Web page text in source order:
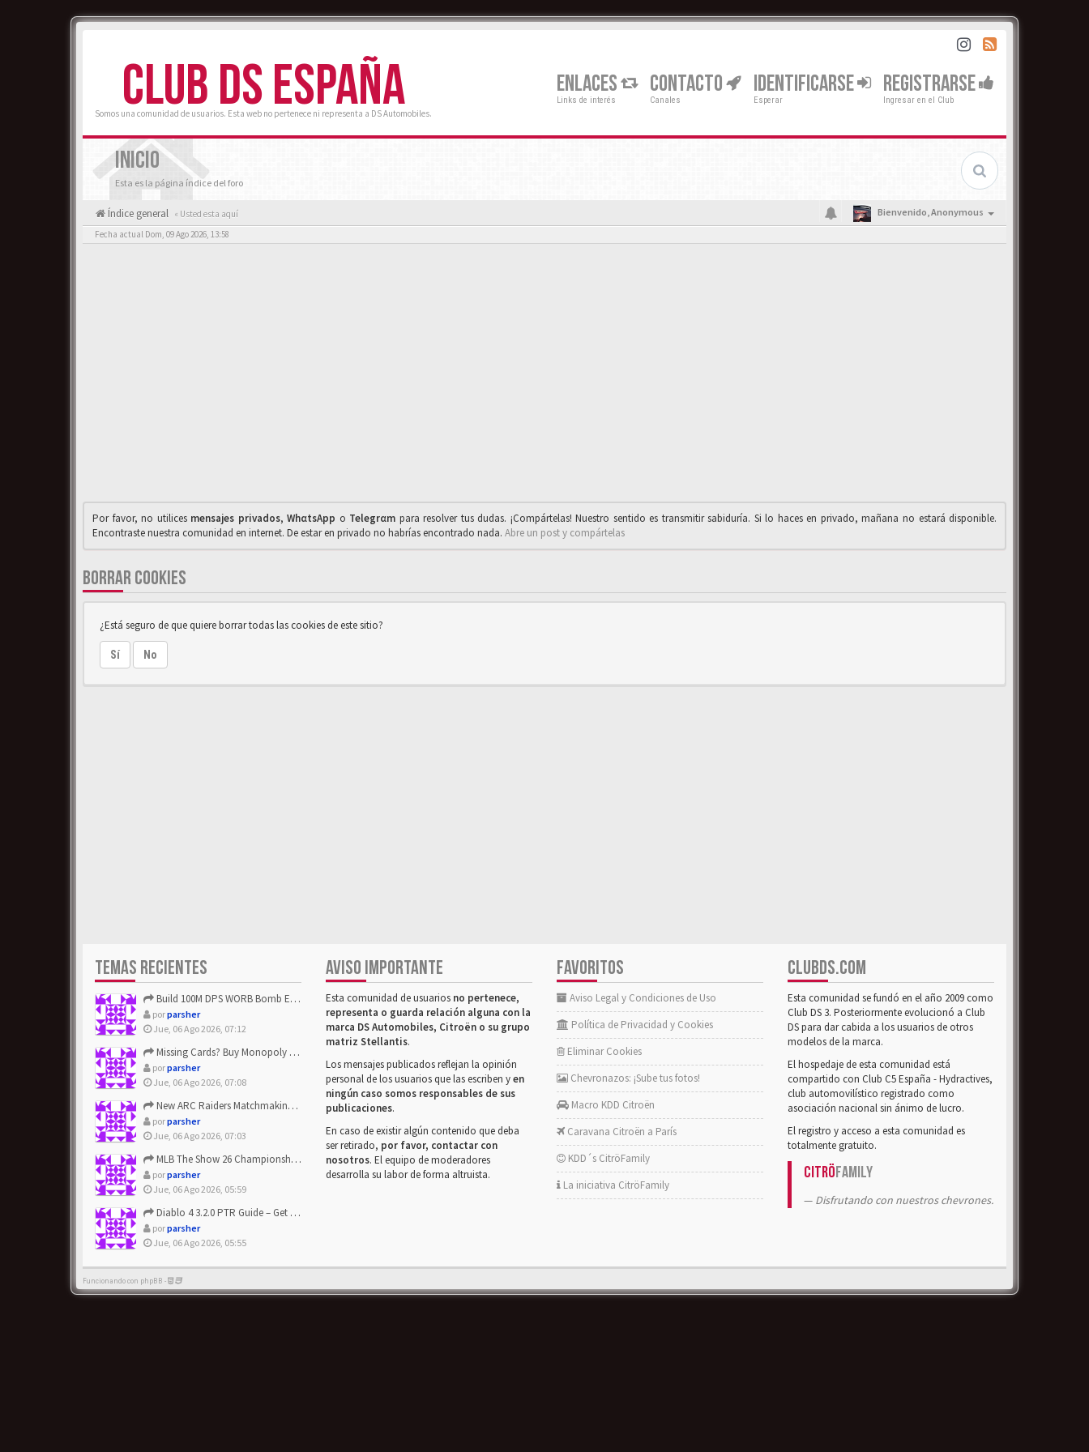
CLUB DS ESPAÑA
Somos una comunidad de usuarios. Esta web no pertenece ni representa a DS Automobiles.
ENLACES
Links de interés
CONTACTO
Canales
IDENTIFICARSE
Esperar
REGISTRARSE
Ingresar en el Club
INICIO
Esta es la página índice del foro
Índice general « Usted esta aquí Bienvenido,Anonymous
Fecha actual Dom, 09 Ago 2026, 13:58
Por favor, no utilices mensajes privados,WhαtsApp o Telegrαm para resolver tus dudas. ¡Compártelas! Nuestro sentido es transmitir sabiduría. Si lo haces en privado, mañana no estará disponible.
Encontraste nuestra comunidad en internet. De estar en privado no habrías encontrado nada. Abre un post y compártelas
BORRAR COOKIES
¿Está seguro de que quiere borrar todas las cookies de este sitio?
Sí No
TEMAS RECIENTES
Build 100M DPS WORB Bomb Elementalist Fast - Grab POE Curren...
porparsher
Jue, 06 Ago 2026, 07:12
Missing Cards? Buy Monopoly Go Happy Harvest with Looney Tun...
porparsher
Jue, 06 Ago 2026, 07:08
New ARC Raiders Matchmaking Update: Stop Failed - Grab Bluep...
porparsher
Jue, 06 Ago 2026, 07:03
MLB The Show 26 Championship Series Update! Get Cheap & ...
porparsher
Jue, 06 Ago 2026, 05:59
Diablo 4 3.2.0 PTR Guide – Get 8% Off Items Quickly to Test ...
porparsher
Jue, 06 Ago 2026, 05:55
AVISO IMPORTANTE
Esta comunidad de usuarios no pertenece,
representa o guarda relación alguna con la
marca DS Automobiles, Citroën o su grupo
matriz Stellantis.
Los mensajes publicados reflejan la opinión
personal de los usuarios que las escriben yen
ningún caso somos responsables de sus
publicaciones.
En caso de existir algún contenido que deba
ser retirado, por favor, contactar con
nosotros. El equipo de moderadores
desarrolla su labor de forma altruista.
FAVORITOS
Aviso Legal y Condiciones de Uso
Política de Privacidad y Cookies
Eliminar Cookies
Chevronazos: ¡Sube tus fotos!
Macro KDD Citroën
Caravana Citroën a París
KDD´s CitröFamily
La iniciativa CitröFamily
CLUBDS.COM
Esta comunidad se fundó en el año 2009 como
Club DS 3. Posteriormente evolucionó a Club
DS para dar cabida a los usuarios de otros
modelos de la marca.
El hospedaje de esta comunidad está
compartido con Club C5 España - Hydractives,
club automovilístico registrado como
asociación nacional sin ánimo de lucro.
El registro y acceso a esta comunidad es
totalmente gratuito.
CitröFamily
Disfrutando con nuestros chevrones.
Funcionando con phpBB -